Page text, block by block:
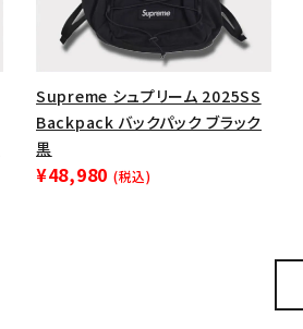
Supreme シュプリーム 2025SS
Backpack バックパック ブラック
黒
¥48,980 (税込)